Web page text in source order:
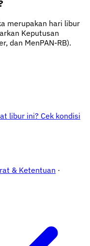
merupakan hari libur
Keputusan
dan MenPAN-RB).
libur ini? Cek kondisi
& Ketentuan ·